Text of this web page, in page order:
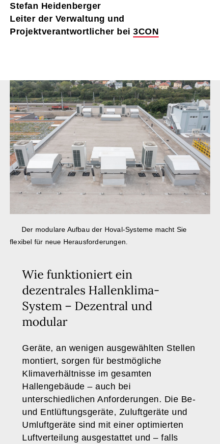
Stefan Heidenberger
Leiter der Verwaltung und
Projektverantwortlicher bei 3CON
Der modulare Aufbau der Hoval-Systeme macht Sie
flexibel für neue Herausforderungen.
Wie funktioniert ein
dezentrales Hallenklima-
System – Dezentral und
modular
Geräte, an wenigen ausgewählten Stellen
montiert, sorgen für bestmögliche
Klimaverhältnisse im gesamten
Hallengebäude – auch bei
unterschiedlichen Anforderungen. Die Be-
und Entlüftungsgeräte, Zuluftgeräte und
Umluftgeräte sind mit einer optimierten
Luftverteilung ausgestattet und – falls